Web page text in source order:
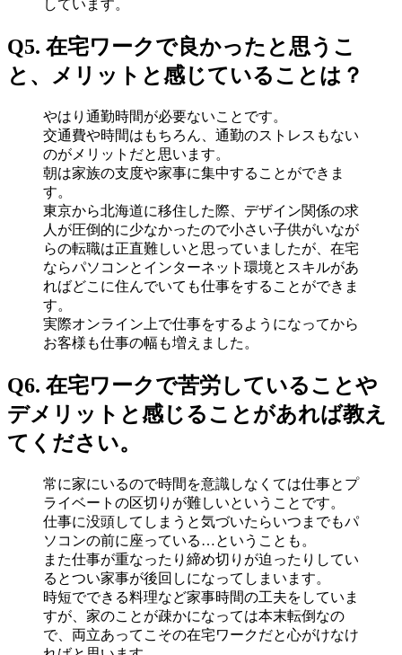
しています。
Q5. 在宅ワークで良かったと思うこ
と、メリットと感じていることは？
やはり通勤時間が必要ないことです。
交通費や時間はもちろん、通勤のストレスもない
のがメリットだと思います。
朝は家族の支度や家事に集中することができま
す。
東京から北海道に移住した際、デザイン関係の求
人が圧倒的に少なかったので小さい子供がいなが
らの転職は正直難しいと思っていましたが、在宅
ならパソコンとインターネット環境とスキルがあ
ればどこに住んでいても仕事をすることができま
す。
実際オンライン上で仕事をするようになってから
お客様も仕事の幅も増えました。
Q6. 在宅ワークで苦労していることや
デメリットと感じることがあれば教え
てください。
常に家にいるので時間を意識しなくては仕事とプ
ライベートの区切りが難しいということです。
仕事に没頭してしまうと気づいたらいつまでもパ
ソコンの前に座っている…ということも。
また仕事が重なったり締め切りが迫ったりしてい
るとつい家事が後回しになってしまいます。
時短でできる料理など家事時間の工夫をしていま
すが、家のことが疎かになっては本末転倒なの
で、両立あってこその在宅ワークだと心がけなけ